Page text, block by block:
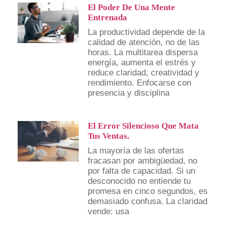
El Poder De Una Mente
Entrenada
La productividad depende de la
calidad de atención, no de las
horas. La multitarea dispersa
energía, aumenta el estrés y
reduce claridad, creatividad y
rendimiento. Enfocarse con
presencia y disciplina
El Error Silencioso Que Mata
Tus Ventas.
La mayoría de las ofertas
fracasan por ambigüedad, no
por falta de capacidad. Si un
desconocido no entiende tu
promesa en cinco segundos, es
demasiado confusa. La claridad
vende: usa